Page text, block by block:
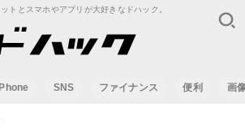
トとスマホやアプリが大好きなドハック。
SNS ファイナンス 便利 画